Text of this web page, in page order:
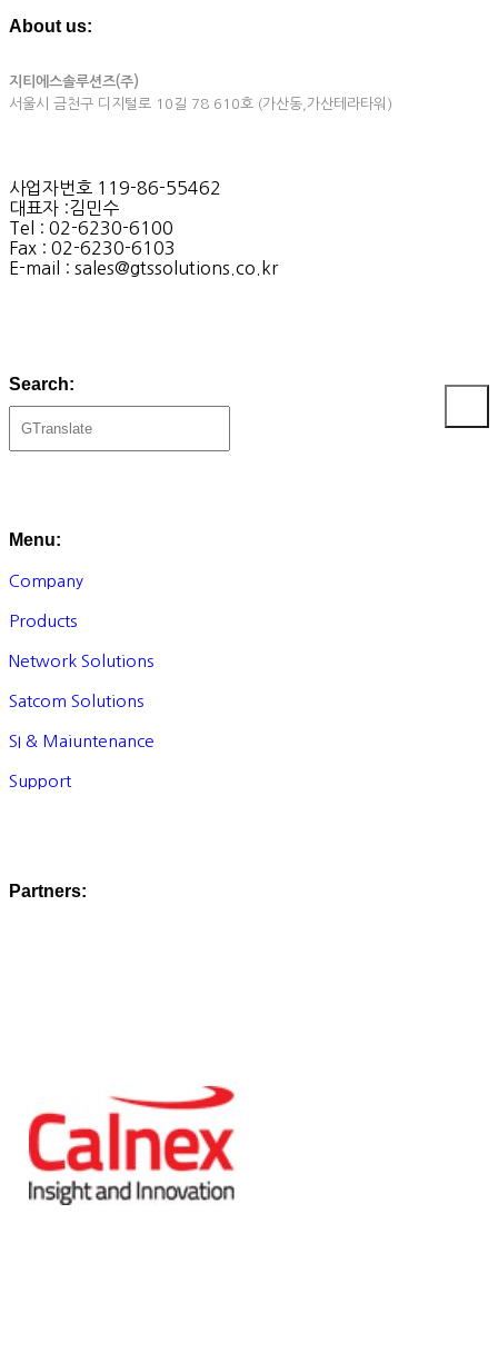
About us:
지티에스솔루션즈(주)
서울시 금천구 디지털로 10길 78 610호 (가산동,가산테라타워)
사업자번호 119-86-55462
대표자 :김민수
Tel : 02-6230-6100
Fax : 02-6230-6103
E-mail : sales@gtssolutions.co.kr
Search:
Menu:
Company
Products
Network Solutions
Satcom Solutions
SI & Maiuntenance
Support
Partners: